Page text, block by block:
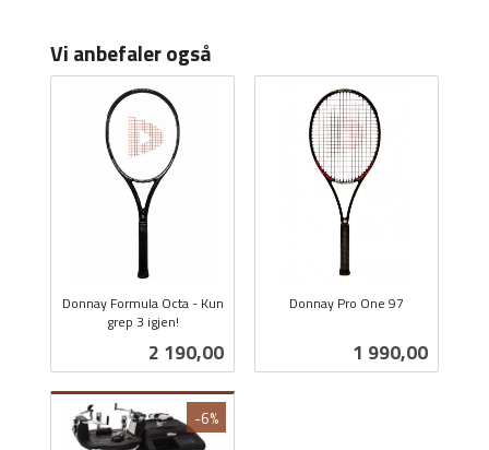
Vi anbefaler også
Donnay Formula Octa - Kun
grep 3 igjen!
Pris
2 190,00
Donnay Pro One 97
Pris
1 990,00
-6%